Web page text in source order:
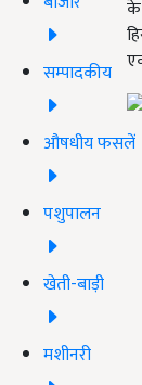
सम्पादकीय
औषधीय फसलें
पशुपालन
खेती-बाड़ी
मशीनरी
के